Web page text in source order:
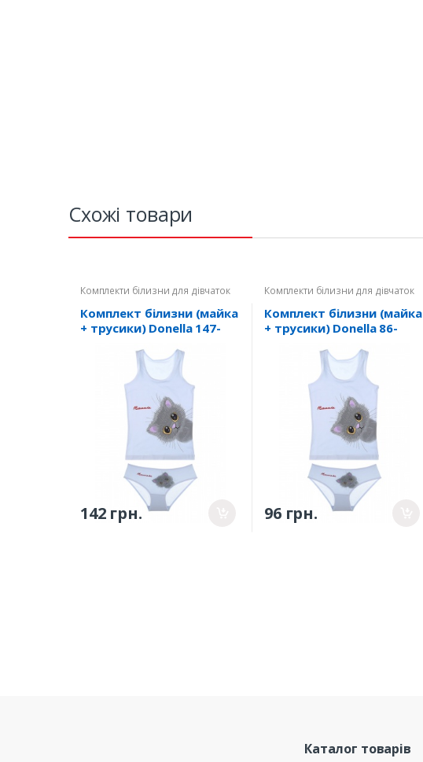
Схожі товари
Комплекти білизни для дівчаток
Комплект білизни (майка
+ трусики) Donella 147-
(4371WBPS/4171WPS-4) -
142 грн.
Комплекти білизни для дівчаток
Комплект білизни (майка
+ трусики) Donella 86-
96 грн.
Каталог товарів